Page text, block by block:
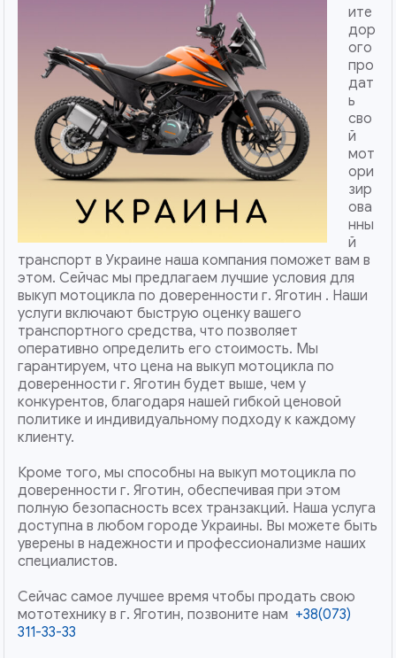
ите
дор
ого
про
дат
ь
сво
й
мот
ори
зир
ова
нны
й
транспорт в Украине наша компания поможет вам в
этом. Сейчас мы предлагаем лучшие условия для
выкуп мотоцикла по доверенности г. Яготин . Наши
услуги включают быструю оценку вашего
транспортного средства, что позволяет
оперативно определить его стоимость. Мы
гарантируем, что цена на выкуп мотоцикла по
доверенности г. Яготин будет выше, чем у
конкурентов, благодаря нашей гибкой ценовой
политике и индивидуальному подходу к каждому
клиенту.
Кроме того, мы способны на выкуп мотоцикла по
доверенности г. Яготин, обеспечивая при этом
полную безопасность всех транзакций. Наша услуга
доступна в любом городе Украины. Вы можете быть
уверены в надежности и профессионализме наших
специалистов.
Сейчас самое лучшее время чтобы продать свою
мототехнику в г. Яготин, позвоните нам +38(073)
311-33-33